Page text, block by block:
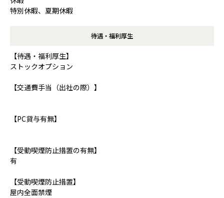
特別休暇、夏期休暇
待遇・福利厚生
【待遇・福利厚生】
ストックオプション
【交通費手当（出社の際）】
【PC貸与有無】
【受動喫煙防止措置の有無】
有
【受動喫煙防止措置】
屋内全面禁煙